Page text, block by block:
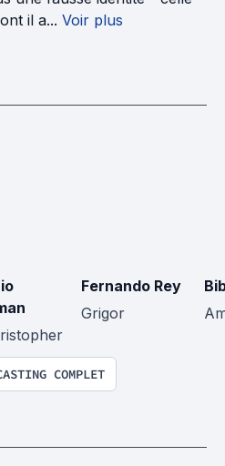
il a... Voir plus
Fernando Rey
Grigor
COMPLET